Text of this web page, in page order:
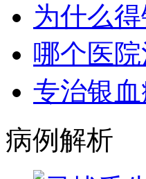
为什么
哪个医
专治银
病例解析